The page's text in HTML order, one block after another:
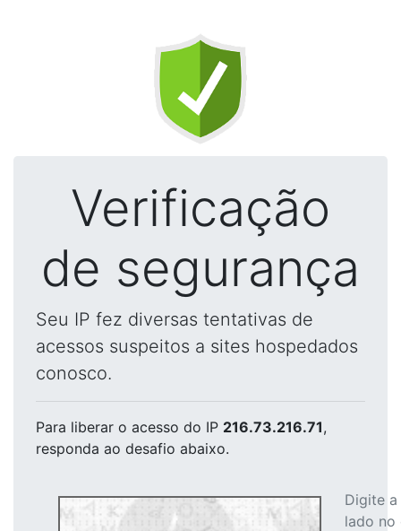
Verificação
de segurança
Seu IP fez diversas tentativas de
acessos suspeitos a sites hospedados
conosco.
Para liberar o acesso do IP 216.73.216.71,
responda ao desafio abaixo.
Digite
lado no